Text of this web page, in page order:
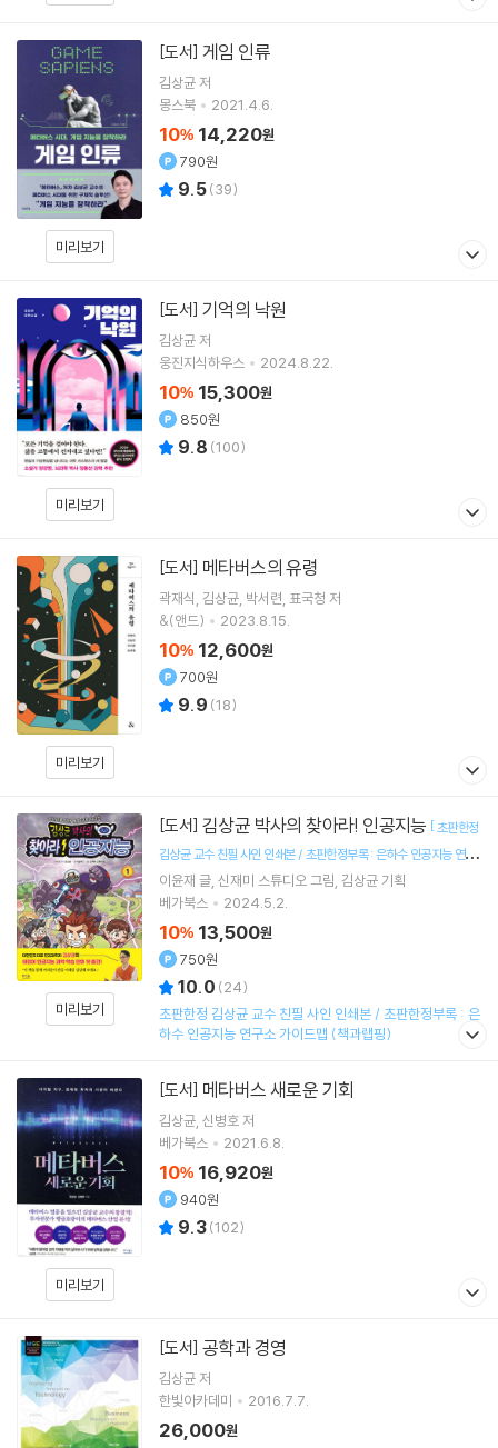
미리보기
[도서] 게임 인류
김상균저
몽스북
2021.4.6.
10% 14,220원
790원
9.5(39)
미리보기
[도서] 기억의 낙원
김상균저
웅진지식하우스
2024.8.22.
10% 15,300원
850원
9.8 (100)
미리보기
[도서] 메타버스의 유령
곽재식 김상균 박서련 표국청 저
&(앤드)
2023.8.15.
10% 12,600원
700원
9.9 (18)
미리보기
[도서] 김상균 박사의 찾아라! 인공지능 [초판한정
김상균 교수 친필 사인 인쇄본 / 초판한정부록 : 은하수 인공지능 연구
소 가이드맵 (책과랩핑)]
이윤재 글 신재미 스튜디오 그림 김상균기획
베가북스
2024.5.2.
10% 13,500원
750원
10.0 (24)
초판한정 김상균 교수 친필 사인 인쇄본 / 초판한정부록 : 은
하수 인공지능 연구소 가이드맵 (책과랩핑)
미리보기
[도서] 메타버스 새로운 기회
김상균 신병호저
베가북스
2021.6.8.
10% 16,920원
940원
9.3(102)
[도서] 공학과 경영
김상균저
한빛아카데미
2016.7.7.
26,000원